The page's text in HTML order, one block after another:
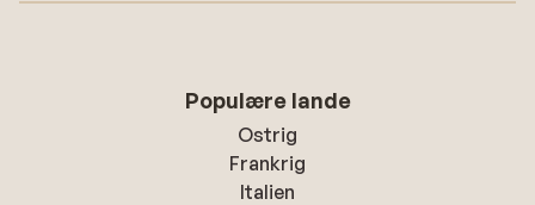
Populære lande
Ostrig
Frankrig
Italien